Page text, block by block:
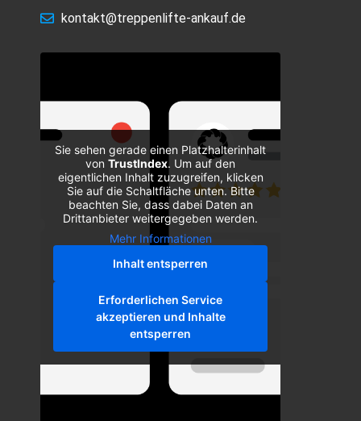
kontakt@treppenlifte-ankauf.de
Sie sehen gerade einen Platzhalterinhalt
von TrustIndex. Um auf den
eigentlichen Inhalt zuzugreifen, klicken
Sie auf die Schaltfläche unten. Bitte
beachten Sie, dass dabei Daten an
Drittanbieter weitergegeben werden.
Mehr Informationen
Inhalt entsperren
Erforderlichen Service
akzeptieren und Inhalte
entsperren